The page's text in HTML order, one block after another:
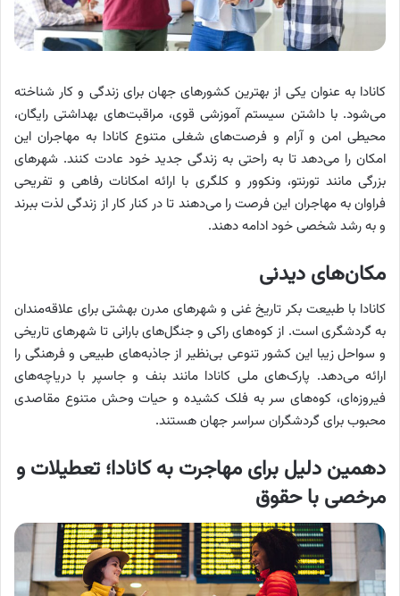
کانادا به عنوان یکی از بهترین کشورهای جهان برای زندگی و کار شناخته
می‌شود. با داشتن سیستم آموزشی قوی، مراقبت‌های بهداشتی رایگان،
محیطی امن و آرام و فرصت‌های شغلی متنوع کانادا به مهاجران این
امکان را می‌دهد تا به راحتی به زندگی جدید خود عادت کنند. شهرهای
بزرگی مانند تورنتو، ونکوور و کلگری با ارائه امکانات رفاهی و تفریحی
فراوان به مهاجران این فرصت را می‌دهند تا در کنار کار از زندگی لذت ببرند
و به رشد شخصی خود ادامه دهند.
مکان‌های دیدنی
کانادا با طبیعت بکر تاریخ غنی و شهرهای مدرن بهشتی برای علاقه‌مندان
به گردشگری است. از کوه‌های راکی و جنگل‌های بارانی تا شهرهای تاریخی
و سواحل زیبا این کشور تنوعی بی‌نظیر از جاذبه‌های طبیعی و فرهنگی را
ارائه می‌دهد. پارک‌های ملی کانادا مانند بنف و جاسپر با دریاچه‌های
فیروزه‌ای، کوه‌های سر به فلک کشیده و حیات وحش متنوع مقاصدی
محبوب برای گردشگران سراسر جهان هستند.
دهمین دلیل برای مهاجرت به کانادا؛ تعطیلات و
مرخصی با حقوق